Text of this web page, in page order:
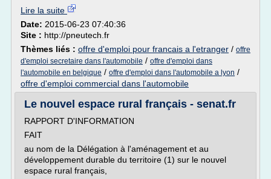
Lire la suite
Date: 2015-06-23 07:40:36
Site : http://pneutech.fr
Thèmes liés : offre d'emploi pour francais a l'etranger / offre
d'emploi secretaire dans l'automobile / offre d'emploi dans
l'automobile en belgique / offre d'emploi dans l'automobile a lyon /
offre d'emploi commercial dans l'automobile
Le nouvel espace rural français - senat.fr
RAPPORT D'INFORMATION
FAIT
au nom de la Délégation à l'aménagement et au
développement durable du territoire (1) sur le nouvel
espace rural français,